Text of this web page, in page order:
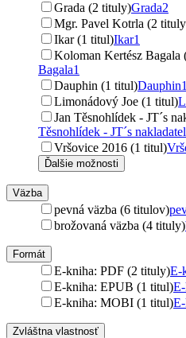
Grada (2 tituly)Grada2
Mgr. Pavel Kotrla (2
Ikar (1 titul)Ikar1
Koloman Kertész Bagala
Bagala1
Dauphin (1 titul)Dauphin1
Limonádový Joe (1 titul)
Jan Těsnohlídek - JT´s
Těsnohlídek - JT´s
Vršovice 2016 (1 titul)
Ďalšie možnosti
Väzba
pevná väzba (6 titulov)
brožovaná väzba (4 tituly)
Formát
E-kniha: PDF (2 tituly)E-
E-kniha: EPUB (1 titul)
E-kniha: MOBI (1 titul)
Zvláštna vlastnosť